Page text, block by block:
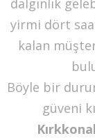
yirmi dört
kalan
Böyle bir
güveni